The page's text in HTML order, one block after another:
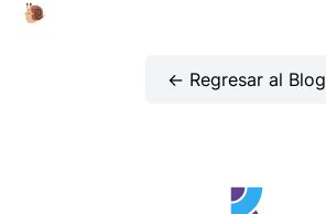
🐌
← Regresar al Blog